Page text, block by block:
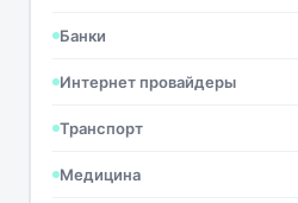
Банки
Интернет провайдеры
Транспорт
Медицина